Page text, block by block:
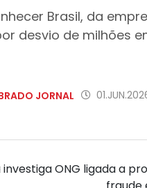
Brasil, da
desvio de milhões
JORNAL